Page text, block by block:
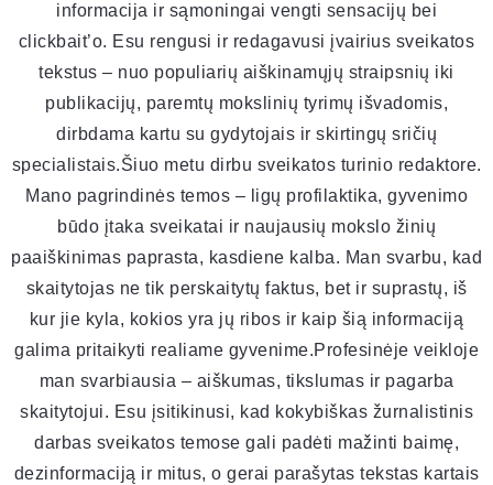
informacija ir sąmoningai vengti sensacijų bei
clickbait’o. Esu rengusi ir redagavusi įvairius sveikatos
tekstus – nuo populiarių aiškinamųjų straipsnių iki
publikacijų, paremtų mokslinių tyrimų išvadomis,
dirbdama kartu su gydytojais ir skirtingų sričių
specialistais.Šiuo metu dirbu sveikatos turinio redaktore.
Mano pagrindinės temos – ligų profilaktika, gyvenimo
būdo įtaka sveikatai ir naujausių mokslo žinių
paaiškinimas paprasta, kasdiene kalba. Man svarbu, kad
skaitytojas ne tik perskaitytų faktus, bet ir suprastų, iš
kur jie kyla, kokios yra jų ribos ir kaip šią informaciją
galima pritaikyti realiame gyvenime.Profesinėje veikloje
man svarbiausia – aiškumas, tikslumas ir pagarba
skaitytojui. Esu įsitikinusi, kad kokybiškas žurnalistinis
darbas sveikatos temose gali padėti mažinti baimę,
dezinformaciją ir mitus, o gerai parašytas tekstas kartais